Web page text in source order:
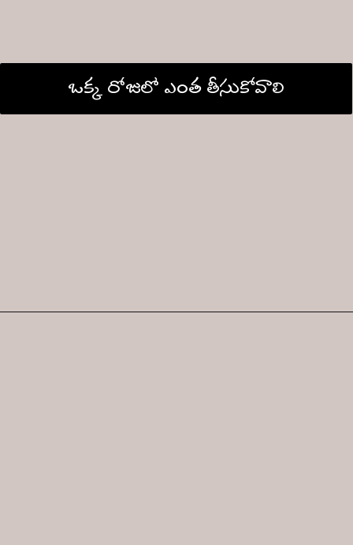
ఒక్క రోజులో ఎంత తీసుకోవాలి